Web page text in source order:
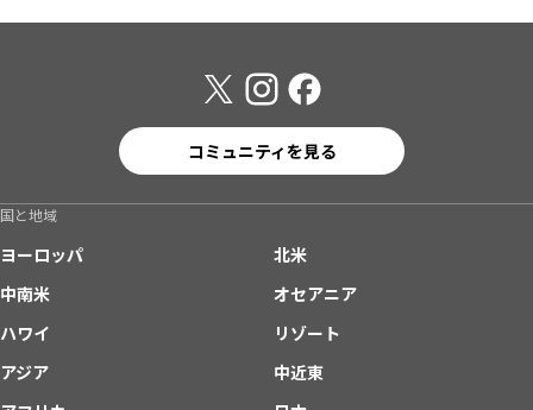
コミュニティを見る
国と地域
ヨーロッパ
北米
中南米
オセアニア
ハワイ
リゾート
アジア
中近東